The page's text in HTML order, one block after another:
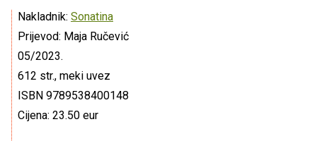
Nakladnik: Sonatina
Prijevod: Maja Ručević
05/2023.
612 str., meki uvez
ISBN 9789538400148
Cijena: 23.50 eur